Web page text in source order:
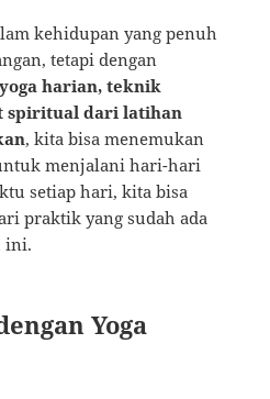
kehidupan yang penuh
tetapi dengan
harian, teknik
spiritual dari latihan
, kita bisa menemukan
menjalani hari-hari
setiap hari, kita bisa
praktik yang sudah ada
ini.
Yoga